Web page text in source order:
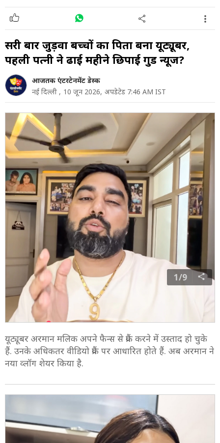
दूसरी बार जुड़वा बच्चों का पिता बना यूट्यूबर,
पहली पत्नी ने ढाई महीने छिपाई गुड न्यूज?
आजतक एंटरटेनमेंट डेस्क
नई दिल्ली , 10 जून 2026, अपडेटेड 7:46 AM IST
1/9
यूट्यूबर अरमान मलिक अपने फैन्स से प्रैंक करने में उस्ताद हो चुके
हैं. उनके अधिकतर वीडियो प्रैंक पर आधारित होते हैं. अब अरमान ने
नया व्लॉग शेयर किया है.